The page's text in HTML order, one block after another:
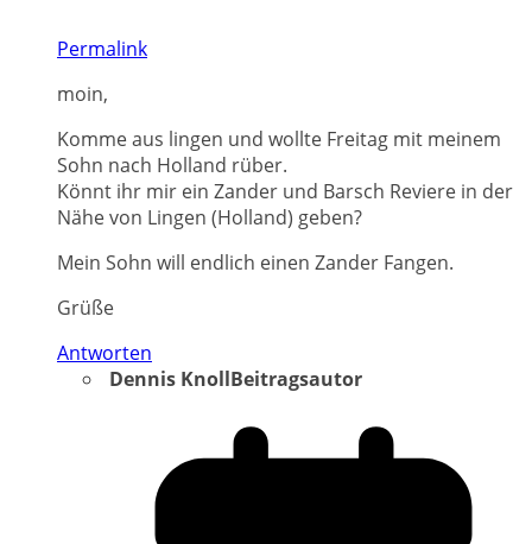
Permalink
moin,
Komme aus lingen und wollte Freitag mit meinem
Sohn nach Holland rüber.
Könnt ihr mir ein Zander und Barsch Reviere in der
Nähe von Lingen (Holland) geben?
Mein Sohn will endlich einen Zander Fangen.
Grüße
Antworten
Dennis KnollBeitragsautor